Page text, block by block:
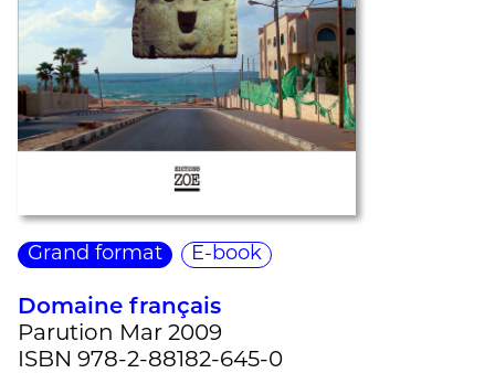
Contact
Mentions légales
Newsletter
Grand format E-book
Domaine français
Parution Mar 2009
ISBN 978-2-88182-645-0